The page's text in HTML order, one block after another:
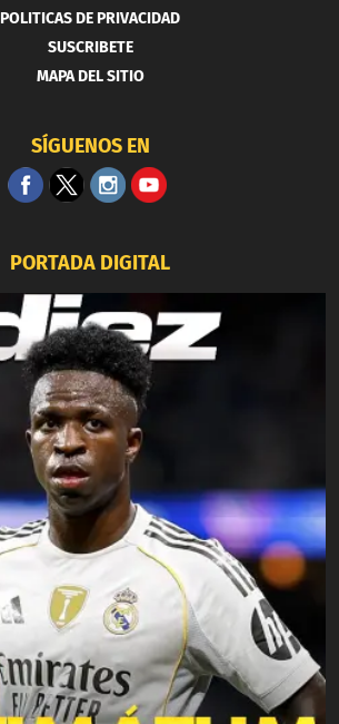
POLITICAS DE PRIVACIDAD
SUSCRIBETE
MAPA DEL SITIO
SÍGUENOS EN
PORTADA DIGITAL